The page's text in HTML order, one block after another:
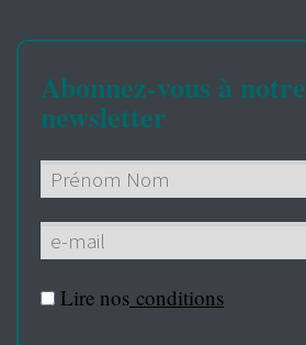
Abonnez-vous à notre
newsletter
Lire nos conditions